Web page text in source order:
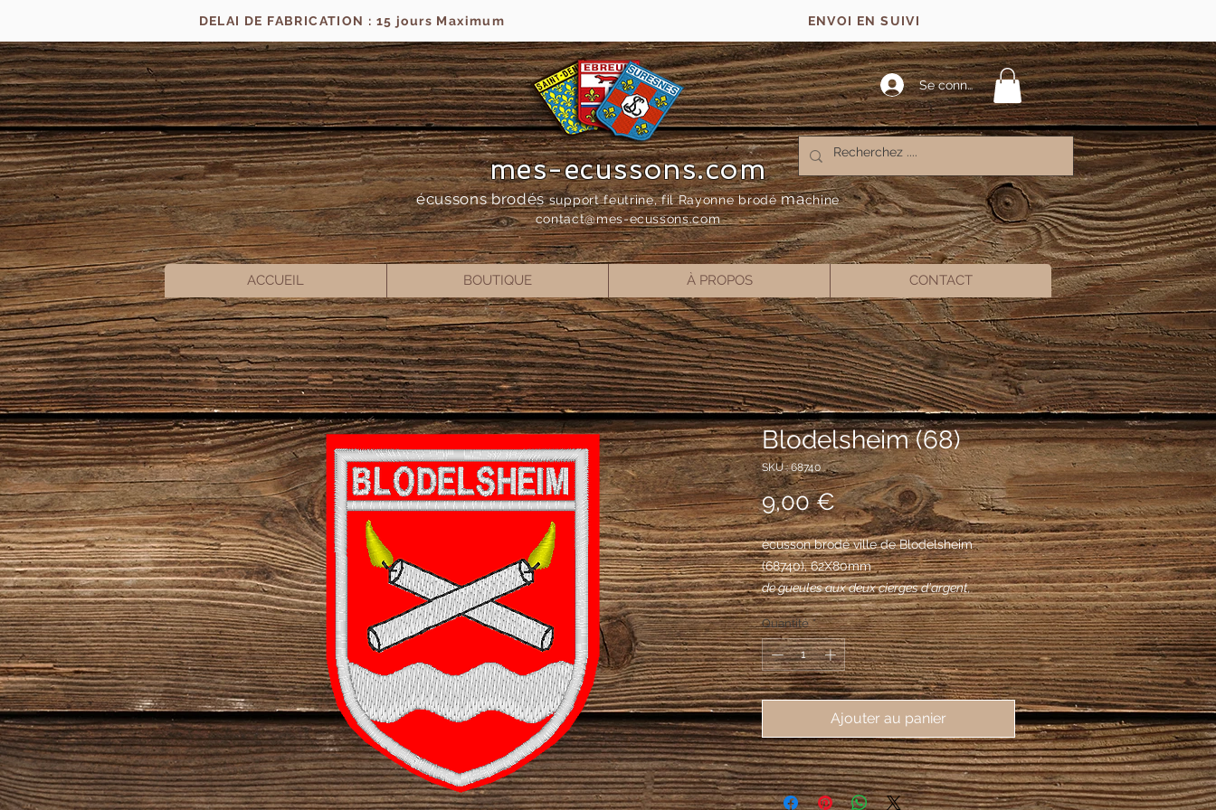
DELAI DE FABRICATION : 15 jours Maximum ENVOI EN SUIVI
Se connecter
mes-ecussons.com
écussons brodés support feutrine, fil Rayonne brodémachine
contact@mes-ecussons.com
ACCUEIL BOUTIQUE À PROPOS CONTACT
Blodelsheim (68)
SKU : 68740
9,00 €Prix
écusson brodé ville de Blodelsheim
(68740), 62X80mm
de gueules aux deux cierges d'argent,
allumés d'or, passés en sautoir, soutenus
d'une rivière d'argent en fasce ondée
Quantité *
Ajouter au panier